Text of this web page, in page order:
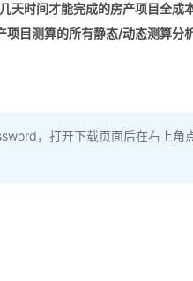
时间才能完成的房产项目全成
目测算的所有静态/动态测算分析
，打开下载页面后在右上角